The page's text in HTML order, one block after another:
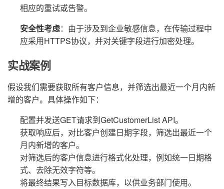
相应的重试或告警。
安全性考虑：由于涉及到企业敏感信息，在传输过程中
应采用HTTPS协议，并对关键字段进行加密处理。
实战案例
假设我们需要获取所有客户信息，并筛选出最近一个月内新
增的客户。具体操作如下：
配置并发送GET请求到GetCustomerList API。
获取响应后，对比客户创建日期字段，筛选出最近一个
月内新增的客户。
对筛选后的客户信息进行格式化处理，例如统一日期格
式、去除无效字符等。
将最终结果写入目标数据库，以供业务部门使用。